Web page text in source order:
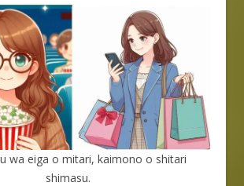
wa eiga o mitari, kaimono o shitari
shimasu.